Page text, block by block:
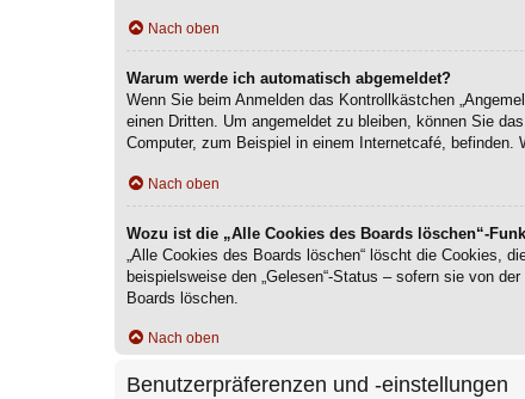
Nach oben
Warum werde ich automatisch abgemeldet?
Wenn Sie beim Anmelden das Kontrollkästchen
einen Dritten. Um angemeldet zu bleiben, können Sie
Computer, zum Beispiel in einem Internetcafé,
Nach oben
Wozu ist die „Alle Cookies des Boards löschen“-
„Alle Cookies des Boards löschen“ löscht die Cookies,
beispielsweise den „Gelesen“-Status – sofern sie von
Boards löschen.
Nach oben
Benutzerpräferenzen und -einstellungen